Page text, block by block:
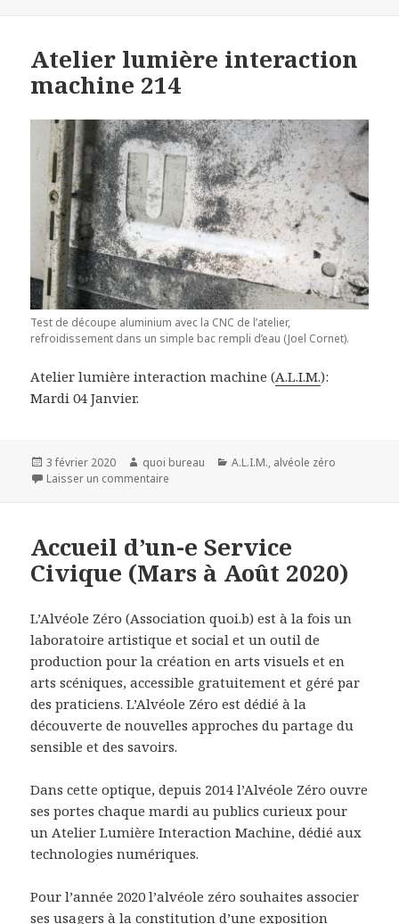
Atelier lumière interaction
machine 214
Test de découpe aluminium avec la CNC de l’atelier,
refroidissement dans un simple bac rempli d’eau (Joel Cornet).
Atelier lumière interaction machine (A.L.I.M.):
Mardi 04 Janvier.
Publié
le
3 février 2020 Auteur
quoi bureau Catégories
A.L.I.M., alvéole zéro
Laisser un commentaire
Accueil d’un-e Service
Civique (Mars à Août 2020)
L’Alvéole Zéro (Association quoi.b) est à la fois un
laboratoire artistique et social et un outil de
production pour la création en arts visuels et en
arts scéniques, accessible gratuitement et géré par
des praticiens. L’Alvéole Zéro est dédié à la
découverte de nouvelles approches du partage du
sensible et des savoirs.
Dans cette optique, depuis 2014 l’Alvéole Zéro ouvre
ses portes chaque mardi au publics curieux pour
un Atelier Lumière Interaction Machine, dédié aux
technologies numériques.
Pour l’année 2020 l’alvéole zéro souhaites associer
ses usagers à la constitution d’une exposition